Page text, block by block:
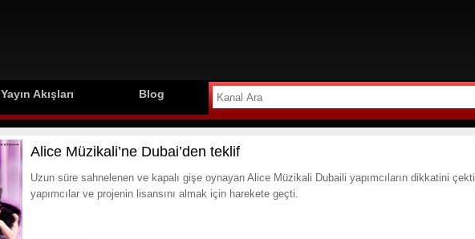
Yayın Akışları Blog
Alice Müzikali’ne Dubai’den teklif
Uzun süre sahnelenen ve kapalı gişe oynayan Alice Müzikali Dubaili yapımcıların dikkatini çekti
yapımcılar ve projenin lisansını almak için harekete geçti.